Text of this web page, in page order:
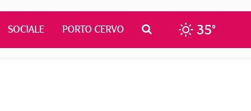
SOCIALE PORTO CERVO 35°